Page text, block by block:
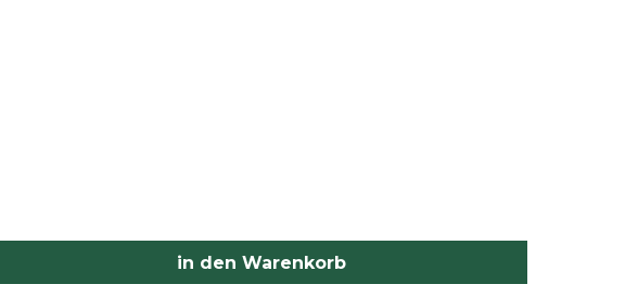
in den Warenkorb